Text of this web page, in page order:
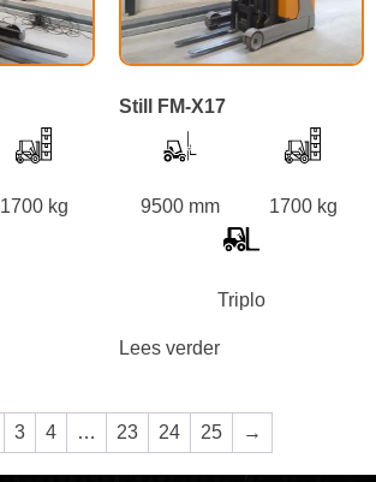
1700 kg
Still FM-X17
9500 mm 1700 kg
Triplo
Lees verder
3 4 … 23 24 25 →